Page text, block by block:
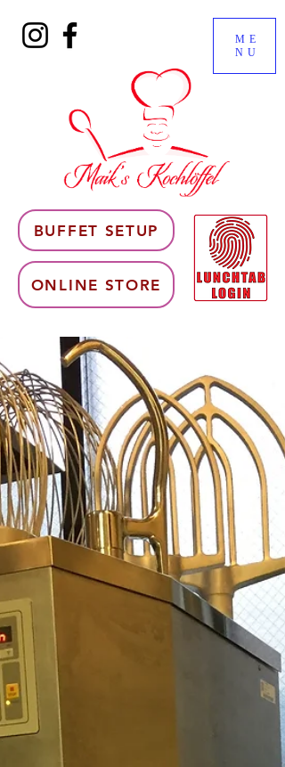
ONLINE STORE
BUFFET SETUP
ME
NU